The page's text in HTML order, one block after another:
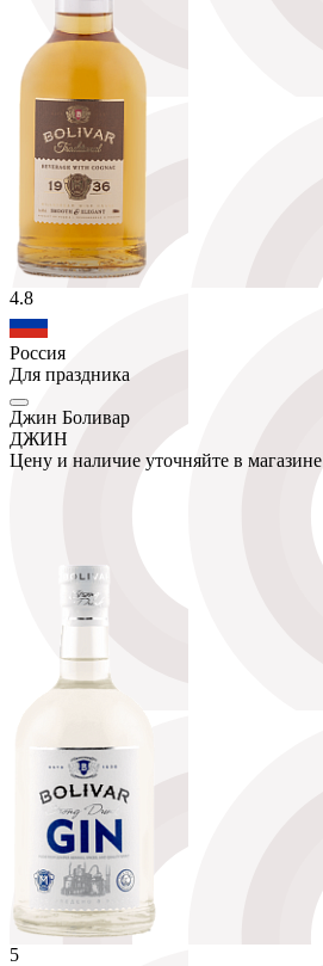
4.8
Россия
Для праздника
Джин Боливар
ДЖИН
Цену и наличие уточняйте в магазине
5